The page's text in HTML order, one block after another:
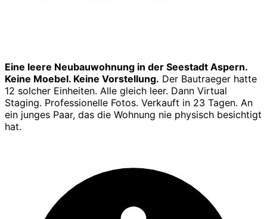
Eine leere Neubauwohnung in der Seestadt Aspern.
Keine Moebel. Keine Vorstellung. Der Bautraeger hatte
12 solcher Einheiten. Alle gleich leer. Dann Virtual
Staging. Professionelle Fotos. Verkauft in 23 Tagen. An
ein junges Paar, das die Wohnung nie physisch besichtigt
hat.